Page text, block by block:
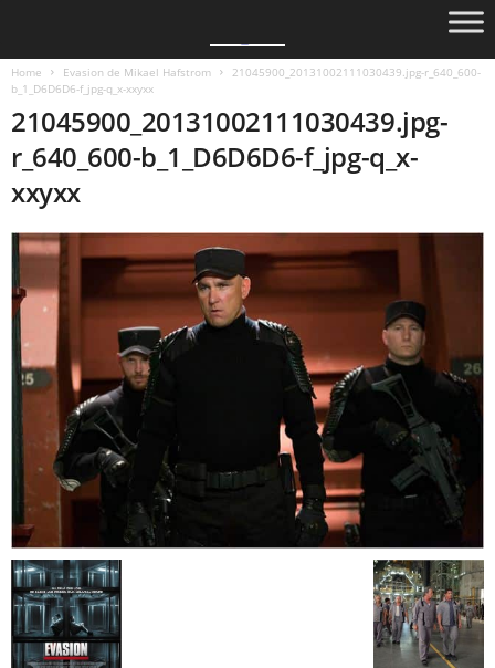
Home Evasion de Mikael Hafstrom
21045900_20131002111030439.jpg-r_640_600-
b_1_D6D6D6-f_jpg-q_x-xxyxx
21045900_20131002111030439.jpg-
r_640_600-b_1_D6D6D6-f_jpg-q_x-
xxyxx